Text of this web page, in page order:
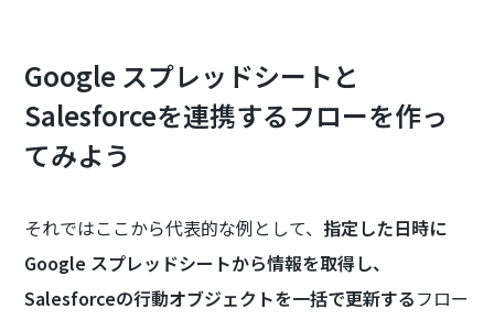
Google スプレッドシートと
Salesforceを連携するフローを作っ
てみよう
それではここから代表的な例として、指定した日時に
Google スプレッドシートから情報を取得し、
Salesforceの行動オブジェクトを一括で更新するフロー